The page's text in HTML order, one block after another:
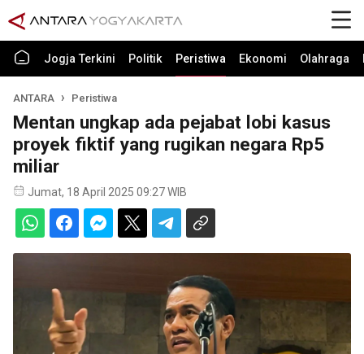
Jogja Terkini Politik Peristiwa Ekonomi Olahraga
ANTARA Peristiwa
Mentan ungkap ada pejabat lobi kasus
proyek fiktif yang rugikan negara Rp5
miliar
Jumat, 18 April 2025 09:27 WIB